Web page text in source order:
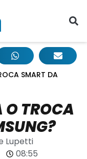
SMART DA
TROCA
Lupetti
08:55